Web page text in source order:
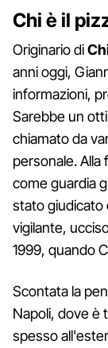
Chi è il
Originario di
anni oggi,
informazioni,
Sarebbe un
chiamato da
personale. Alla
come guardia
stato giudicato
vigilante,
1999, quando
Scontata la
Napoli, dove è
spesso